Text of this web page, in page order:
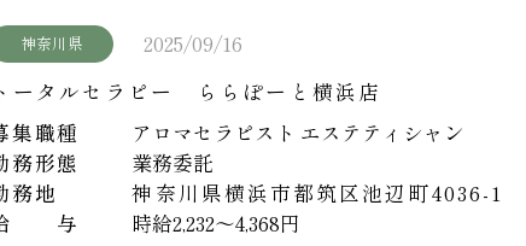
神奈川県
2025/09/16
ータルセラピー ららぽーと横浜店
集職種
アロマセラピスト エステティシャン
務形態
業務委託
務地
神奈川県横浜市都筑区池辺町4036-1
与
時給2,232～4,368円